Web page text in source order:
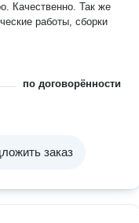
Качественно. Так же
работы, сборки
по договорённости
заказ